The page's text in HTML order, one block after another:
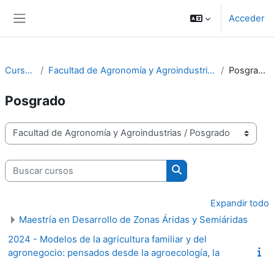
Acceder
Cursos Facultad de Agronomía y Agroindustrias Posgrado
Posgrado
Categorías
Buscar cursos
Buscar cursos
Expandir todo
Maestría en Desarrollo de Zonas Áridas y Semiáridas
2024 - Modelos de la agricultura familiar y del
agronegocio: pensados desde la agroecología, la